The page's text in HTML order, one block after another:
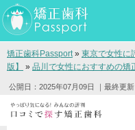
矯正歯科Passport» 東京で女性に
版】
» 品川で女性におすすめの矯
公開日：2025年07月09日 ｜最終更